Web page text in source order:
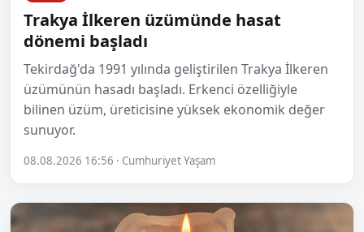
Trakya İlkeren üzümünde hasat
dönemi başladı
Tekirdağ'da 1991 yılında geliştirilen Trakya İlkeren
üzümünün hasadı başladı. Erkenci özelliğiyle
bilinen üzüm, üreticisine yüksek ekonomik değer
sunuyor.
08.08.2026 16:56 · Cumhuriyet Yaşam